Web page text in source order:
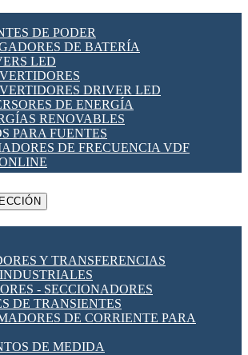
DE CABLE
IOT
REDES WIFI
IOT
LORAWAN
RED CELULAR
PARA REDES
(VOIP)
IP (CCTV)
DE PODER
DE BATERÍA
LED
DRIVER LED
DE ENERGÍA
RENOVABLES
PARA FUENTES
DE FRECUENCIA VDF
Y TRANSFERENCIAS
- SECCIONADORES
DE TRANSIENTES
DE CORRIENTE PARA
DE MEDIDA